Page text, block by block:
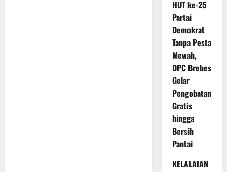
HUT ke-25
Partai
Demokrat
Tanpa Pesta
Mewah,
DPC Brebes
Gelar
Pengobatan
Gratis
hingga
Bersih
Pantai
KELALAIAN